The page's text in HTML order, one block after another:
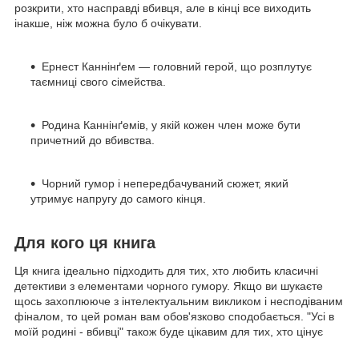
розкрити, хто насправді вбивця, але в кінці все виходить
інакше, ніж можна було б очікувати.
Ернест Каннінґем — головний герой, що розплутує
таємниці свого сімейства.
Родина Каннінґемів, у якій кожен член може бути
причетний до вбивства.
Чорний гумор і непередбачуваний сюжет, який
утримує напругу до самого кінця.
Для кого ця книга
Ця книга ідеально підходить для тих, хто любить класичні
детективи з елементами чорного гумору. Якщо ви шукаєте
щось захоплююче з інтелектуальним викликом і несподіваним
фіналом, то цей роман вам обов'язково сподобається. "Усі в
моїй родині - вбивці" також буде цікавим для тих, хто цінує